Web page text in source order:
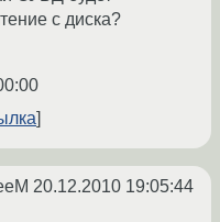
с диска?
20.12.2010 19:05:44